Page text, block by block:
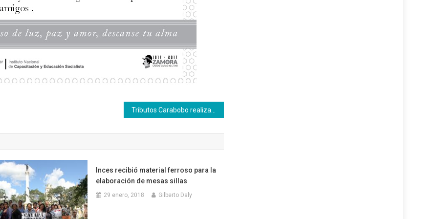
Inces recibió material ferroso para la
elaboración de mesas sillas
29 enero, 2018 Gilberto Daly